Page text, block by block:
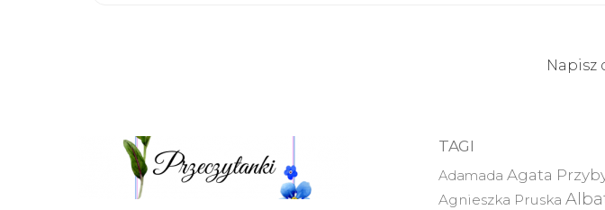
Napisz
TAGI
Adamada Agata
Agnieszka Pruska